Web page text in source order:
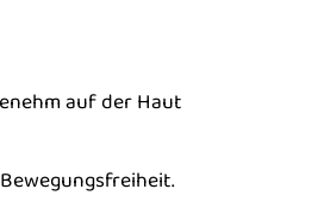
auf der Haut